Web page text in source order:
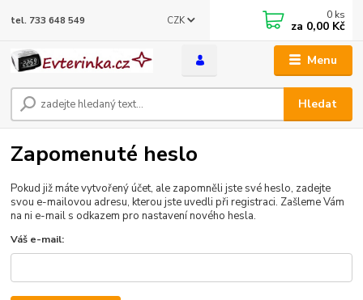
Menu
CZK
Hledat
tel. 733 648 549 0 ks
za 0,00 Kč
Zapomenuté heslo
Pokud již máte vytvořený účet, ale zapomněli jste své heslo, zadejte
svou e-mailovou adresu, kterou jste uvedli při registraci. Zašleme Vám
na ni e-mail s odkazem pro nastavení nového hesla.
Váš e-mail: